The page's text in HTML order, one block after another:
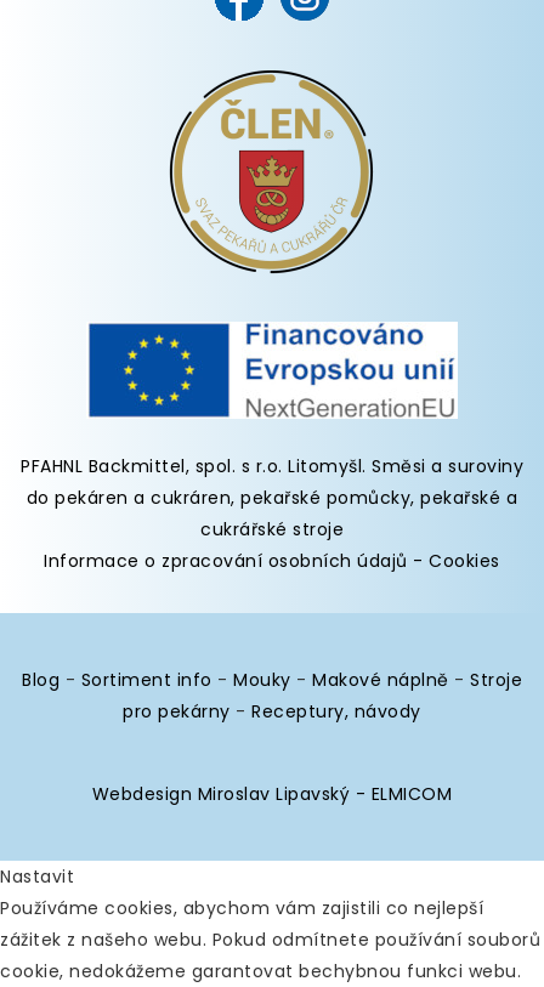
PFAHNL Backmittel, spol. s r.o. Litomyšl. Směsi a suroviny
do pekáren a cukráren,pekařské pomůcky,pekařské a
cukrářské stroje
Informace o zpracování osobních údajů -Cookies
Blog - Sortiment info - Mouky - Makové náplně - Stroje
pro pekárny -Receptury, návody
Webdesign Miroslav Lipavský - ELMICOM
Nastavit
Používáme cookies, abychom vám zajistili co nejlepší
zážitek z našeho webu. Pokud odmítnete používání souborů
cookie, nedokážeme garantovat bechybnou funkci webu.